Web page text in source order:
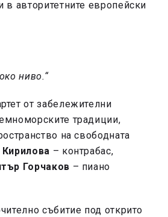
авторитетните европейски
ниво.“
от забележителни
традиции,
на свободната
Кирилова – контрабас,
Горчаков – пиано
събитие под открито